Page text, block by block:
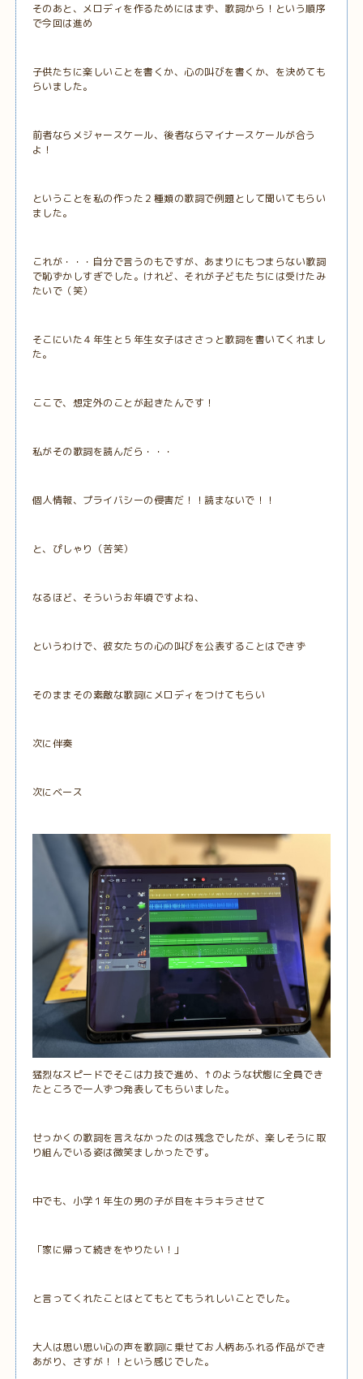
そのあと、メロディを作るためにはまず、歌詞から！という順序
で今回は進め
子供たちに楽しいことを書くか、心の叫びを書くか、を決めても
らいました。
前者ならメジャースケール、後者ならマイナースケールが合う
よ！
ということを私の作った２種類の歌詞で例題として聞いてもらい
ました。
これが・・・自分で言うのもですが、あまりにもつまらない歌詞
で恥ずかしすぎでした。けれど、それが子どもたちには受けたみ
たいで（笑）
そこにいた４年生と５年生女子はささっと歌詞を書いてくれまし
た。
ここで、想定外のことが起きたんです！
私がその歌詞を読んだら・・・
個人情報、プライバシーの侵害だ！！読まないで！！
と、ぴしゃり（苦笑）
なるほど、そういうお年頃ですよね、
というわけで、彼女たちの心の叫びを公表することはできず
そのままその素敵な歌詞にメロディをつけてもらい
次に伴奏
次にベース
猛烈なスピードでそこは力技で進め、↑のような状態に全員でき
たところで一人ずつ発表してもらいました。
せっかくの歌詞を言えなかったのは残念でしたが、楽しそうに取
り組んでいる姿は微笑ましかったです。
中でも、小学１年生の男の子が目をキラキラさせて
「家に帰って続きをやりたい！」
と言ってくれたことはとてもとてもうれしいことでした。
大人は思い思い心の声を歌詞に乗せてお人柄あふれる作品ができ
あがり、さすが！！という感じでした。